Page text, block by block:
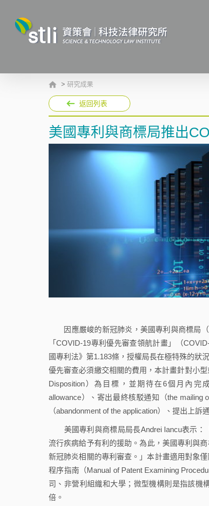
> 研究成果
返回列表
美國專利與商標局推出
因應嚴峻的新冠肺炎，美國專利與商標局（
「COVID-19專利優先審查領航計畫」（
國專利法》第1.183條，授權局長在極特殊的狀
優先審查必須繳交相關的費用，本計畫針對小
Disposition）為目標，並期待在6個月內完
allowance）、寄出最終核駁通知（the mailing
（abandonment of the application）、提出上訴
美國專利與商標局局長Andrei Iancu表示：
流行疾病給予有利的援助。為此，美國專利與
新冠肺炎相關的專利審查。」本計畫適用對象
程序指南（Manual of Patent Examining
司、非營利組織和大學；微型機構則是指該機
倍。